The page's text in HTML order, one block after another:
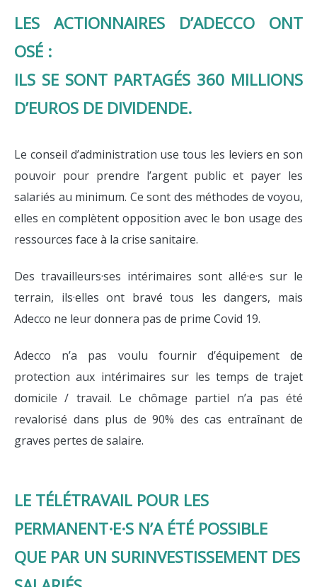
LES ACTIONNAIRES D’ADECCO ONT
OSÉ :
ILS SE SONT PARTAGÉS 360 MILLIONS
D’EUROS DE DIVIDENDE.
Le conseil d’administration use tous les leviers en son
pouvoir pour prendre l’argent public et payer les
salariés au minimum. Ce sont des méthodes de voyou,
elles en complètent opposition avec le bon usage des
ressources face à la crise sanitaire.
Des travailleurs·ses intérimaires sont allé·e·s sur le
terrain, ils·elles ont bravé tous les dangers, mais
Adecco ne leur donnera pas de prime Covid 19.
Adecco n’a pas voulu fournir d’équipement de
protection aux intérimaires sur les temps de trajet
domicile / travail. Le chômage partiel n’a pas été
revalorisé dans plus de 90% des cas entraînant de
graves pertes de salaire.
LE TÉLÉTRAVAIL POUR LES
PERMANENT·E·S N’A ÉTÉ POSSIBLE
QUE PAR UN SURINVESTISSEMENT DES